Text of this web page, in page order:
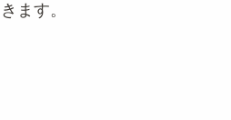
きます。